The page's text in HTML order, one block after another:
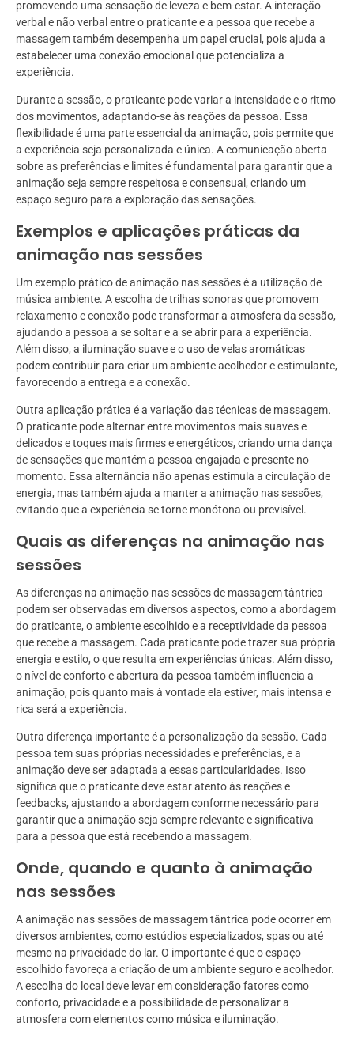
promovendo uma sensação de leveza e bem-estar. A interação
verbal e não verbal entre o praticante e a pessoa que recebe a
massagem também desempenha um papel crucial, pois ajuda a
estabelecer uma conexão emocional que potencializa a
experiência.
Durante a sessão, o praticante pode variar a intensidade e o ritmo
dos movimentos, adaptando-se às reações da pessoa. Essa
flexibilidade é uma parte essencial da animação, pois permite que
a experiência seja personalizada e única. A comunicação aberta
sobre as preferências e limites é fundamental para garantir que a
animação seja sempre respeitosa e consensual, criando um
espaço seguro para a exploração das sensações.
Exemplos e aplicações práticas da
animação nas sessões
Um exemplo prático de animação nas sessões é a utilização de
música ambiente. A escolha de trilhas sonoras que promovem
relaxamento e conexão pode transformar a atmosfera da sessão,
ajudando a pessoa a se soltar e a se abrir para a experiência.
Além disso, a iluminação suave e o uso de velas aromáticas
podem contribuir para criar um ambiente acolhedor e estimulante,
favorecendo a entrega e a conexão.
Outra aplicação prática é a variação das técnicas de massagem.
O praticante pode alternar entre movimentos mais suaves e
delicados e toques mais firmes e energéticos, criando uma dança
de sensações que mantém a pessoa engajada e presente no
momento. Essa alternância não apenas estimula a circulação de
energia, mas também ajuda a manter a animação nas sessões,
evitando que a experiência se torne monótona ou previsível.
Quais as diferenças na animação nas
sessões
As diferenças na animação nas sessões de massagem tântrica
podem ser observadas em diversos aspectos, como a abordagem
do praticante, o ambiente escolhido e a receptividade da pessoa
que recebe a massagem. Cada praticante pode trazer sua própria
energia e estilo, o que resulta em experiências únicas. Além disso,
o nível de conforto e abertura da pessoa também influencia a
animação, pois quanto mais à vontade ela estiver, mais intensa e
rica será a experiência.
Outra diferença importante é a personalização da sessão. Cada
pessoa tem suas próprias necessidades e preferências, e a
animação deve ser adaptada a essas particularidades. Isso
significa que o praticante deve estar atento às reações e
feedbacks, ajustando a abordagem conforme necessário para
garantir que a animação seja sempre relevante e significativa
para a pessoa que está recebendo a massagem.
Onde, quando e quanto à animação
nas sessões
A animação nas sessões de massagem tântrica pode ocorrer em
diversos ambientes, como estúdios especializados, spas ou até
mesmo na privacidade do lar. O importante é que o espaço
escolhido favoreça a criação de um ambiente seguro e acolhedor.
A escolha do local deve levar em consideração fatores como
conforto, privacidade e a possibilidade de personalizar a
atmosfera com elementos como música e iluminação.